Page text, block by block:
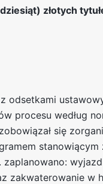
złotych
odsetkami
procesu według
się
stanowiącym
zakwaterowanie w